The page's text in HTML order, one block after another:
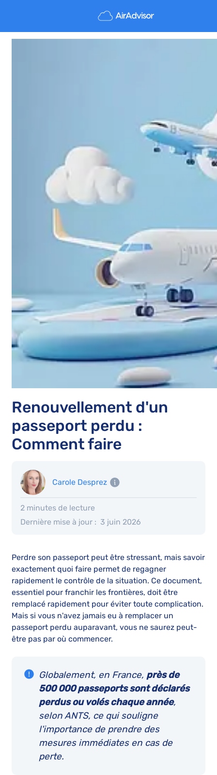
Renouvellement d'un
passeport perdu :
Comment faire
Carole Desprez
2 minutes de lecture
Dernière mise à jour : 3 juin 2026
Perdre son passeport peut être stressant, mais savoir
exactement quoi faire permet de regagner
rapidement le contrôle de la situation. Ce document,
essentiel pour franchir les frontières, doit être
remplacé rapidement pour éviter toute complication.
Mais si vous n'avez jamais eu à remplacer un
passeport perdu auparavant, vous ne saurez peut-
être pas par où commencer.
Globalement, en France, près de
500 000 passeports sont déclarés
perdus ou volés chaque année,
selon ANTS, ce qui souligne
l'importance de prendre des
mesures immédiates en cas de
perte.